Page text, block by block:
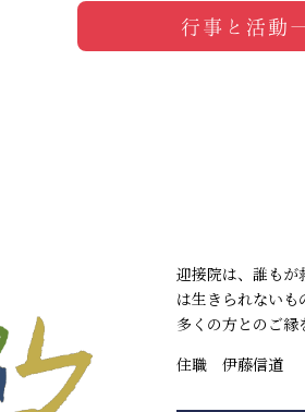
行事と活動
迎接院は、誰もが
は生きられない
多くの方とのご縁
住職 伊藤信道